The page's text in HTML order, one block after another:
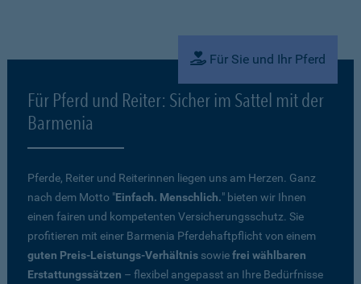
Für Sie und Ihr Pferd
Für Pferd und Reiter: Sicher im Sattel mit der
Barmenia
Pferde, Reiter und Reiterinnen liegen uns am Herzen. Ganz
nach dem Motto "Einfach. Menschlich." bieten wir Ihnen
einen fairen und kompetenten Versicherungsschutz. Sie
profitieren mit einer Barmenia Pferdehaftpflicht von einem
guten Preis-Leistungs-Verhältnis sowiefrei wählbaren
Erstattungssätzen – flexibel angepasst an Ihre Bedürfnisse